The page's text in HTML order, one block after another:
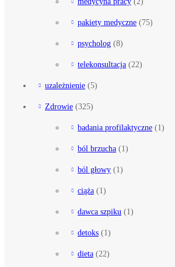
pakiety medyczne (75)
psycholog (8)
telekonsultacja (22)
uzależnienie (5)
Zdrowie (325)
badania profilaktyczne (1)
ból brzucha (1)
ból głowy (1)
ciąża (1)
dawca szpiku (1)
detoks (1)
dieta (22)